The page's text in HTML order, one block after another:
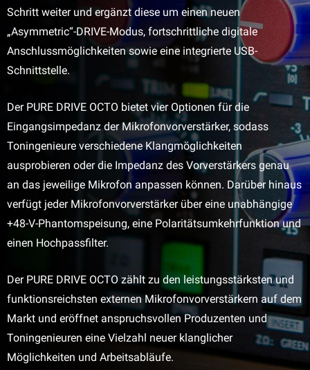
Schritt weiter und ergänzt diese um einen neuen
„Asymmetric“-DRIVE-Modus, fortschrittliche digitale
Anschlussmöglichkeiten sowie eine integrierte USB-
Schnittstelle.
Der PURE DRIVE OCTO bietet vier Optionen für die
Eingangsimpedanz der Mikrofonvorverstärker, sodass
Toningenieure verschiedene Klangmöglichkeiten
ausprobieren oder die Impedanz des Vorverstärkers genau
an das jeweilige Mikrofon anpassen können. Darüber hinaus
verfügt jeder Mikrofonvorverstärker über eine unabhängige
+48-V-Phantomspeisung, eine Polaritätsumkehrfunktion und
einen Hochpassfilter.
Der PURE DRIVE OCTO zählt zu den leistungsstärksten und
funktionsreichsten externen Mikrofonvorverstärkern auf dem
Markt und eröffnet anspruchsvollen Produzenten und
Toningenieuren eine Vielzahl neuer klanglicher
Möglichkeiten und Arbeitsabläufe.